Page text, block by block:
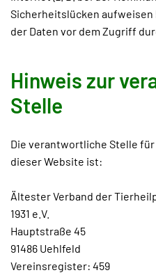
Sicherheitslücken aufweisen
der Daten vor dem Zugriff
Hinweis zur
Stelle
Die verantwortliche Stelle
dieser Website ist:
Ältester Verband der
1931 e.V.
Hauptstraße 45
91486 Uehlfeld
Vereinsregister: 459